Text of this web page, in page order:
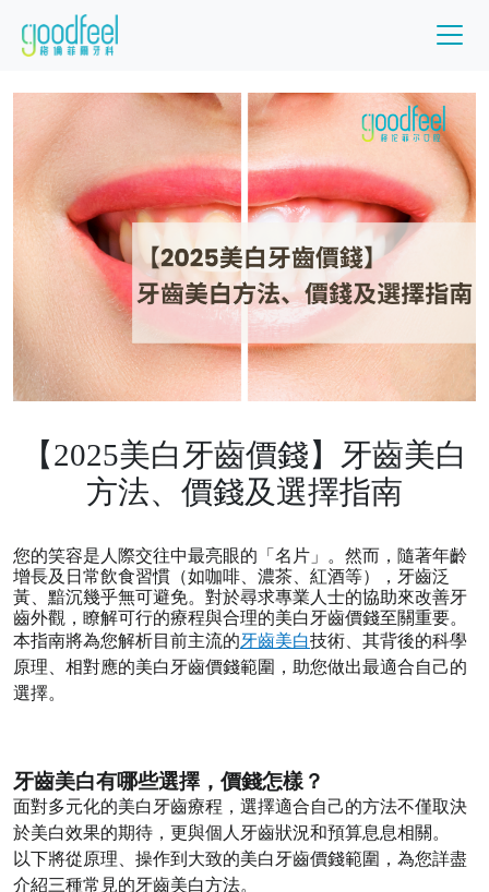
【2025美白牙齒價錢】牙齒美白
方法、價錢及選擇指南
您的笑容是人際交往中最亮眼的「名片」。然而，隨著年齡
增長及日常飲食習慣（如咖啡、濃茶、紅酒等），牙齒泛
黃、黯沉幾乎無可避免。對於尋求專業人士的協助來改善牙
齒外觀，瞭解可行的療程與合理的美白牙齒價錢至關重要。
本指南將為您解析目前主流的牙齒美白技術、其背後的科學
原理、相對應的美白牙齒價錢範圍，助您做出最適合自己的
選擇。
牙齒美白有哪些選擇，價錢怎樣？
面對多元化的美白牙齒療程，選擇適合自己的方法不僅取決
於美白效果的期待，更與個人牙齒狀況和預算息息相關。
以下將從原理、操作到大致的美白牙齒價錢範圍，為您詳盡
介紹三種常見的牙齒美白方法。